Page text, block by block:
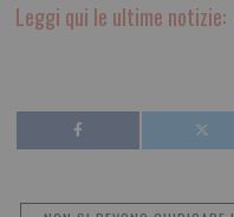
Leggi qui le ultime notizie: